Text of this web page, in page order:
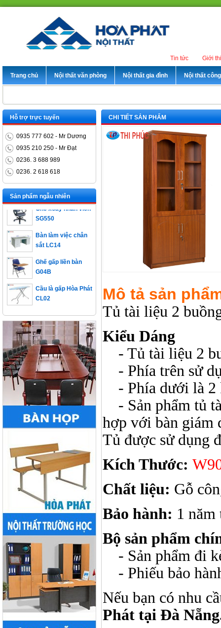
Giới
Tin tức
Trang chủ Nội thất văn phòng Nội thất gia đình Nội thất
CHI TIẾT SẢN PHẨM
Mô tả sản
Tủ tài liệu 2
Kiểu Dáng
- Tủ tài liệu 2
- Phía trên sử
- Phía dưới là 2
- Sản phẩm tủ
hợp với bàn giám
Tủ được sử dụng
Kích Thước:
Chất liệu: Gỗ
Bảo hành: 1 năm
Bộ sản phẩm
- Sản phẩm đi
- Phiếu bảo
Nếu bạn có nhu
Phát tại Đà
Hỗ trợ trực tuyến
0935 777 602 - Mr Dương
0935 210 250 - Mr Đạt
0236. 3 688 989
0236. 2 618 618
Sản phẩm ngẫu nhiên
Bàn trưởng phòng
ET1400D
Ghế xoay nhân viên
SG550
sắt LC14
G04B
CL02